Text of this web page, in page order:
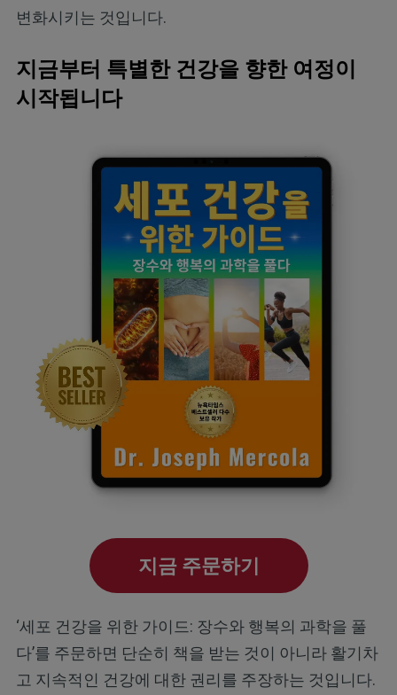
변화시키는 것입니다.
지금부터 특별한 건강을 향한 여정이
시작됩니다
지금 주문하기
‘세포 건강을 위한 가이드: 장수와 행복의 과학을 풀
다’를 주문하면 단순히 책을 받는 것이 아니라 활기차
고 지속적인 건강에 대한 권리를 주장하는 것입니다.